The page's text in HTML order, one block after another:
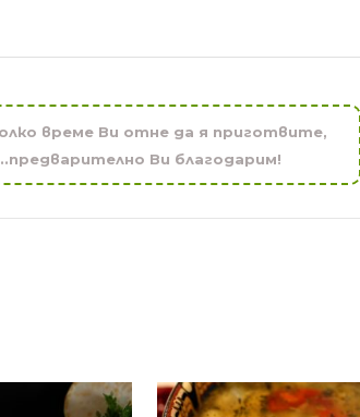
време Ви отне да я приготвите,
Ви благодарим!